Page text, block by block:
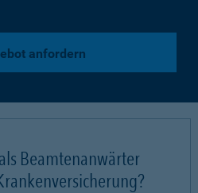
anfordern
Beamtenanwärter